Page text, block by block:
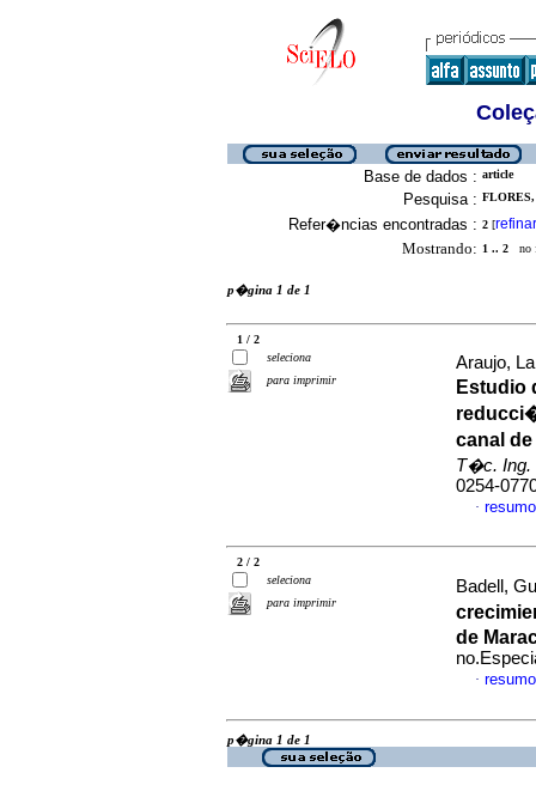
Base de dados : article
Pesquisa :
Refer�ncias encontradas : 2 [refinar
Mostrando: 1 .. 2 no
p�gina 1 de 1
1 / 2
seleciona
para imprimir
Araujo,
Estudio
canal
T�c. Ing.
0254-
·
2 / 2
seleciona
para imprimir
Badell,
de
·
p�gina 1 de 1